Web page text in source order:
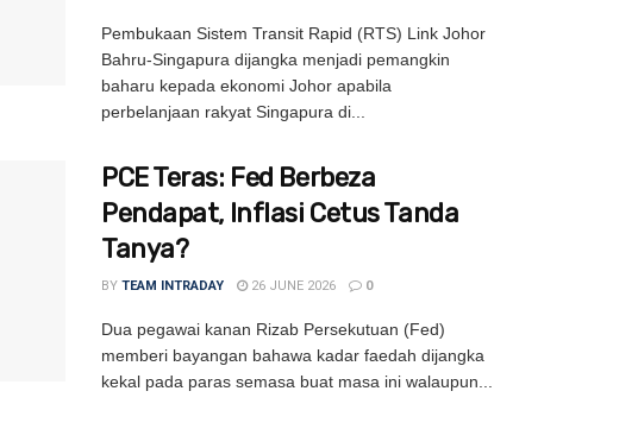
Pembukaan Sistem Transit Rapid (RTS) Link Johor
Bahru-Singapura dijangka menjadi pemangkin
baharu kepada ekonomi Johor apabila
perbelanjaan rakyat Singapura di...
PCE Teras: Fed Berbeza
Pendapat, Inflasi Cetus Tanda
Tanya?
BY TEAM INTRADAY 26 JUNE 2026 0
Dua pegawai kanan Rizab Persekutuan (Fed)
memberi bayangan bahawa kadar faedah dijangka
kekal pada paras semasa buat masa ini walaupun...